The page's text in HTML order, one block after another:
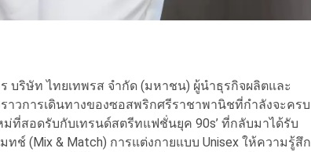
บริษัท ไทยเทพรส จำกัด (มหาชน) ผู้นำธุรกิจผลิตและ
าวการเดินทางของซอสพริกศรีราชาพานิชที่กำลังจะครบ
ม่ที่สอดรับกับเทรนด์สตรีทแฟชั่นยุค 90s’ ที่กลับมาได้รับ
(Mix & Match) การแต่งกายแบบ Unisex ให้ความรู้สึก